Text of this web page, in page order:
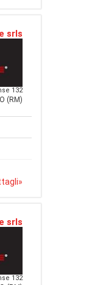
srls
132
(RM)
»
srls
132